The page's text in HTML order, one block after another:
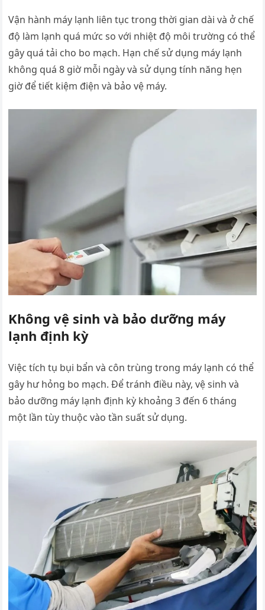
Vận hành máy lạnh liên tục trong thời gian dài và ở chế
độ làm lạnh quá mức so với nhiệt độ môi trường có thể
gây quá tải cho bo mạch. Hạn chế sử dụng máy lạnh
không quá 8 giờ mỗi ngày và sử dụng tính năng hẹn
giờ để tiết kiệm điện và bảo vệ máy.
Không vệ sinh và bảo dưỡng máy
lạnh định kỳ
Việc tích tụ bụi bẩn và côn trùng trong máy lạnh có thể
gây hư hỏng bo mạch. Để tránh điều này, vệ sinh và
bảo dưỡng máy lạnh định kỳ khoảng 3 đến 6 tháng
một lần tùy thuộc vào tần suất sử dụng.